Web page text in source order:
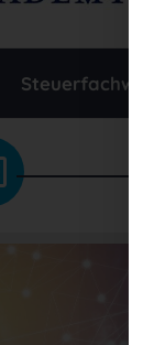
Steuerfachwirt